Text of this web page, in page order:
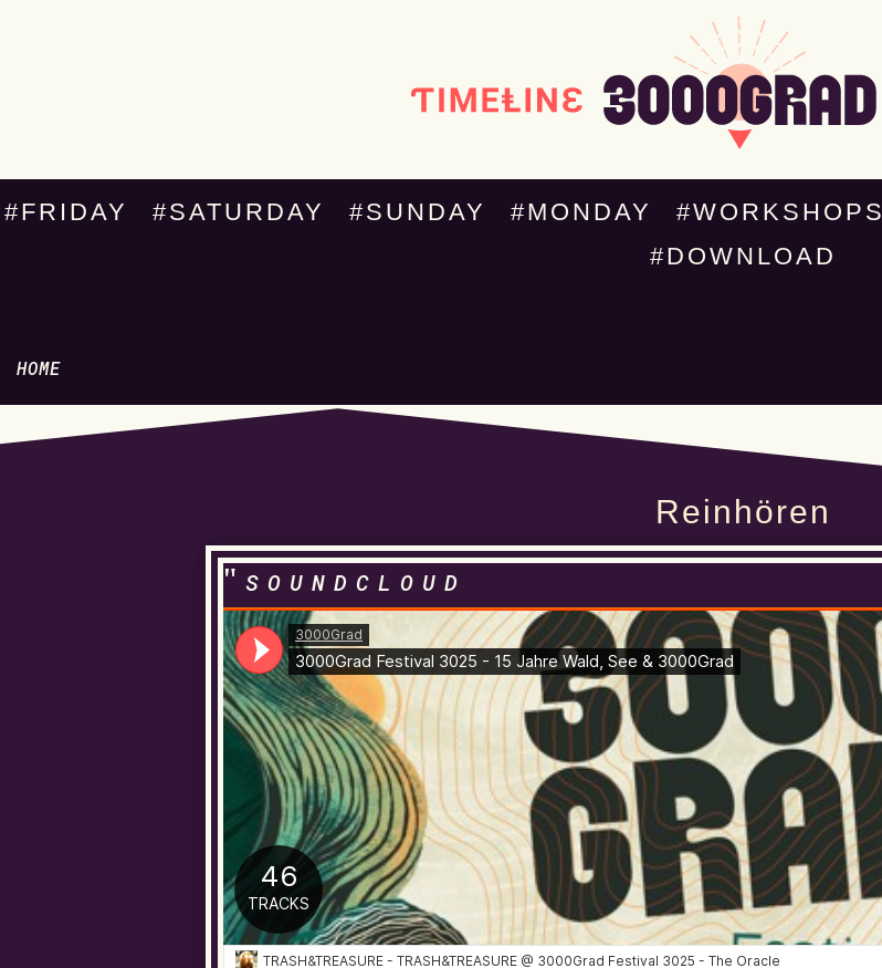
#FRIDAY #SATURDAY #SUNDAY #MONDAY #WORKSHOPS
#DOWNLOAD
HOME
Reinhören
SOUNDCLOUD